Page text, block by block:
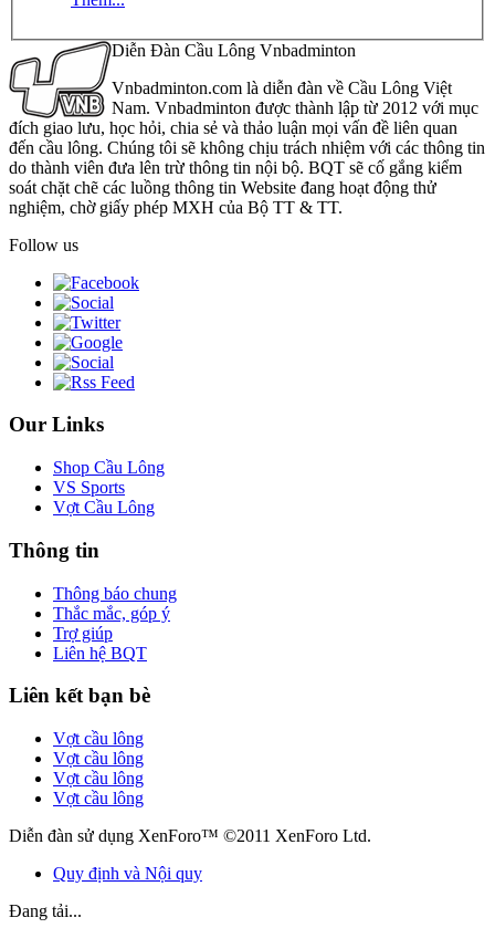
Diễn Đàn Cầu Lông Vnbadminton
Vnbadminton.com là diễn đàn về Cầu Lông Việt
Nam. Vnbadminton được thành lập từ 2012 với mục
đích giao lưu, học hỏi, chia sẻ và thảo luận mọi vấn đề liên quan
đến cầu lông. Chúng tôi sẽ không chịu trách nhiệm với các thông tin
do thành viên đưa lên trừ thông tin nội bộ. BQT sẽ cố gắng kiểm
soát chặt chẽ các luồng thông tin Website đang hoạt động thử
nghiệm, chờ giấy phép MXH của Bộ TT & TT.
Follow us
Our Links
Shop Cầu Lông
VS Sports
Vợt Cầu Lông
Thông tin
Thông báo chung
Thắc mắc, góp ý
Trợ giúp
Liên hệ BQT
Liên kết bạn bè
Vợt cầu lông
Vợt cầu lông
Vợt cầu lông
Vợt cầu lông
Diễn đàn sử dụng XenForo™ ©2011 XenForo Ltd.
Quy định và Nội quy
Đang tải...